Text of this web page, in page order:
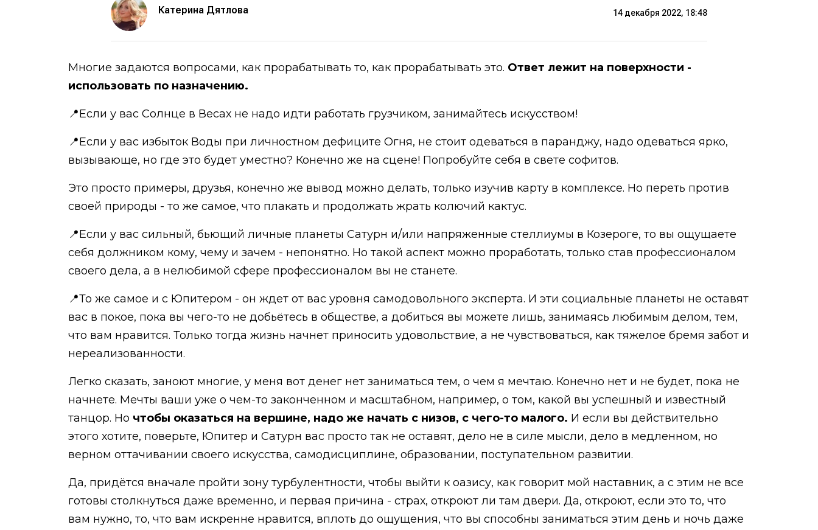
Катерина Дятлова 14 декабря 2022, 18:48
Многие задаются вопросами, как прорабатывать то, как прорабатывать это. Ответ лежит на поверхности -
использовать по назначению.
📍Если у вас Солнце в Весах не надо идти работать грузчиком, занимайтесь искусством!
📍Если у вас избыток Воды при личностном дефиците Огня, не стоит одеваться в паранджу, надо одеваться ярко,
вызывающе, но где это будет уместно? Конечно же на сцене! Попробуйте себя в свете софитов.
Это просто примеры, друзья, конечно же вывод можно делать, только изучив карту в комплексе. Но переть против
своей природы - то же самое, что плакать и продолжать жрать колючий кактус.
📍Если у вас сильный, бьющий личные планеты Сатурн и/или напряженные стеллиумы в Козероге, то вы ощущаете
себя должником кому, чему и зачем - непонятно. Но такой аспект можно проработать, только став профессионалом
своего дела, а в нелюбимой сфере профессионалом вы не станете.
📍То же самое и с Юпитером - он ждет от вас уровня самодовольного эксперта. И эти социальные планеты не оставят
вас в покое, пока вы чего-то не добьётесь в обществе, а добиться вы можете лишь, занимаясь любимым делом, тем,
что вам нравится. Только тогда жизнь начнет приносить удовольствие, а не чувствоваться, как тяжелое бремя забот и
нереализованности.
Легко сказать, заноют многие, у меня вот денег нет заниматься тем, о чем я мечтаю. Конечно нет и не будет, пока не
начнете. Мечты ваши уже о чем-то законченном и масштабном, например, о том, какой вы успешный и известный
танцор. Но чтобы оказаться на вершине, надо же начать с низов, с чего-то малого. И если вы действительно
этого хотите, поверьте, Юпитер и Сатурн вас просто так не оставят, дело не в силе мысли, дело в медленном, но
верном оттачивании своего искусства, самодисциплине, образовании, поступательном развитии.
Да, придётся вначале пройти зону турбулентности, чтобы выйти к оазису, как говорит мой наставник, а с этим не все
готовы столкнуться даже временно, и первая причина - страх, откроют ли там двери. Да, откроют, если это то, что
вам нужно, то, что вам искренне нравится, вплоть до ощущения, что вы способны заниматься этим день и ночь даже